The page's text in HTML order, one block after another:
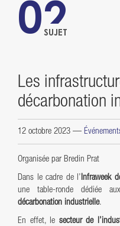
SUJET
02
Les
décarbonation
12 octobre 2023 —
Organisée par Bredin Prat
Dans le cadre de l’Infraweek
une table-ronde dédiée
décarbonation industrielle.
En effet, le secteur de